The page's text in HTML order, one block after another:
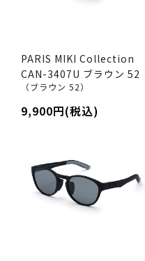
PARIS MIKI Collection
CAN-3407U ブラウン 52
（ブラウン 52）
9,900円(税込)